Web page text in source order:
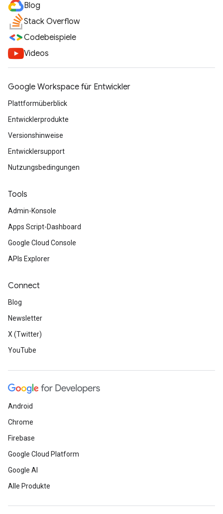
Blog
Stack Overflow
Codebeispiele
Videos
Google Workspace für Entwickler
Plattformüberblick
Entwicklerprodukte
Versionshinweise
Entwicklersupport
Nutzungsbedingungen
Tools
Admin-Konsole
Apps Script-Dashboard
Google Cloud Console
APIs Explorer
Connect
Blog
Newsletter
X (Twitter)
YouTube
Android
Chrome
Firebase
Google Cloud Platform
Google AI
Alle Produkte